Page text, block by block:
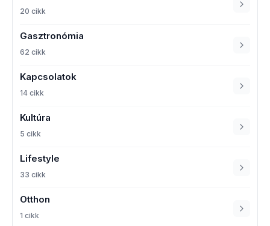
20 cikk
Gasztronómia
62 cikk
Kapcsolatok
14 cikk
Kultúra
5 cikk
Lifestyle
33 cikk
Otthon
1 cikk